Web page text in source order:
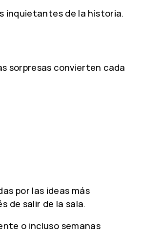
inquietantes de la historia.
sorpresas convierten cada
por las ideas más
de salir de la sala.
o incluso semanas